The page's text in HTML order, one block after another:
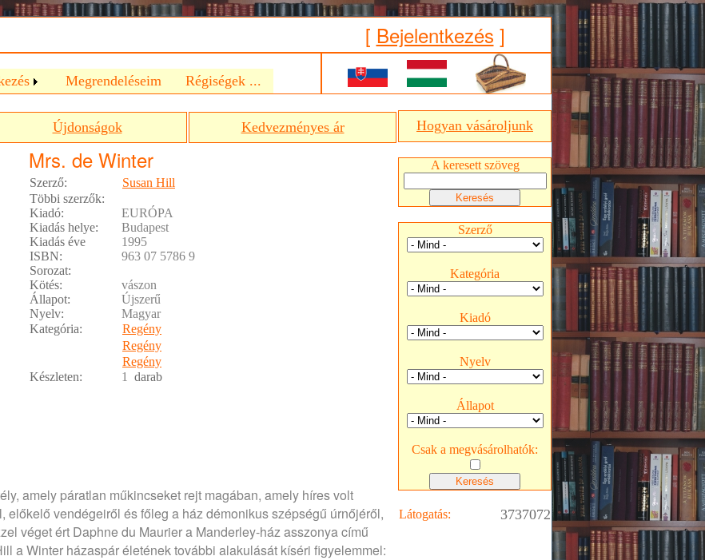
[ Bejelentkezés ]
Megrendeléseim Régiségek ...
Újdonságok Kedvezményes ár
Mrs. de Winter
Szerző:
Susan Hill
Többi szerzők:
Kiadó:
EURÓPA
Kiadás helye:
Budapest
Kiadás éve
1995
ISBN:
963 07 5786 9
Sorozat:
Kötés:
vászon
Állapot:
Újszerű
Nyelv:
Magyar
Kategória:
Regény
Regény
Regény
Készleten:
1 darab
amely páratlan műkincseket rejt magában, amely híres volt
előkelő vendégeiről és főleg a ház démonikus szépségű úrnőjéről,
véget ért Daphne du Maurier a Manderley-ház asszonya című
a Winter házaspár életének további alakulását kíséri figyelemmel:
Hogyan vásároljunk
A keresett szöveg
Szerző
Kategória
Kiadó
Nyelv
Állapot
Csak a megvásárolhatók:
Látogatás: 3737072